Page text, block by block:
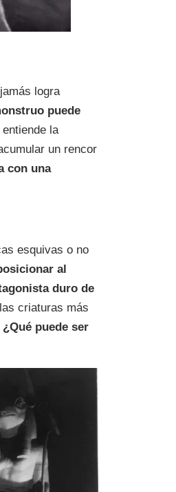
logra
puede
la
un rencor
con una
esquivas o no
al
duro de
criaturas más
¿Qué puede ser